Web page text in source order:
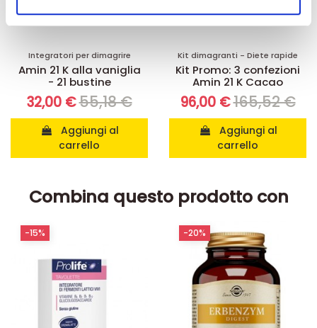
nostri partner che si occupano di analisi dei dati web,
pubblicità e social media, i quali potrebbero combinarle
raccolto dal suo utilizzo dei loro servizi.
Integratori per dimagrire
Amin 21 K alla vaniglia
- 21 bustine
32,00 €55,18 €
carrello
Kit dimagranti - Diete rapide
Kit Promo: 3 confezioni
Amin 21 K Cacao
96,00 €165,52 €
carrello
Combina questo prodotto con
-15% -20%